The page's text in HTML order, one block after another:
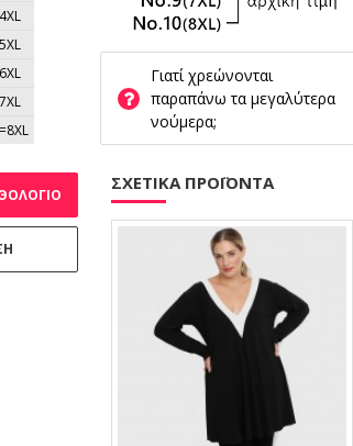
=8XL
Γιατί χρεώνονται
παραπάνω τα μεγαλύτερα
νούμερα;
ΣΧΕΤΙΚΑ ΠΡΟΪΟΝΤΑ